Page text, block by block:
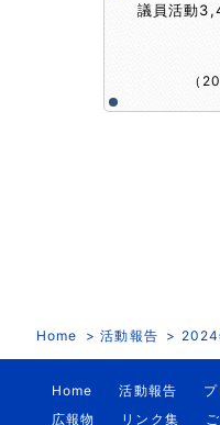
議員活動
（
Home 活動報告 2024
Home 活動報告
広報物
リンク集